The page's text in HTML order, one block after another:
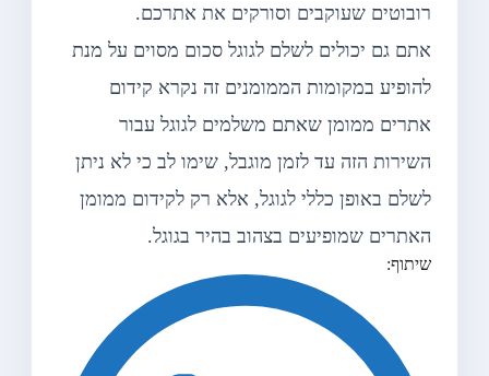
רובוטים שעוקבים וסורקים את אתרכם.
אתם גם יכולים לשלם לגוגל סכום מסוים על מנת
להופיע במקומות הממומנים זה נקרא קידום
אתרים ממומן שאתם משלמים לגוגל עבור
השירות הזה עד לזמן מוגבל, שימו לב כי לא ניתן
לשלם באופן כללי לגוגל, אלא רק לקידום ממומן
האתרים שמופיעים בצהוב בהיר בגוגל.
שיתוף: